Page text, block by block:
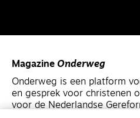
Magazine Onderweg
Onderweg is een platform
en gesprek voor christenen
voor de Nederlandse